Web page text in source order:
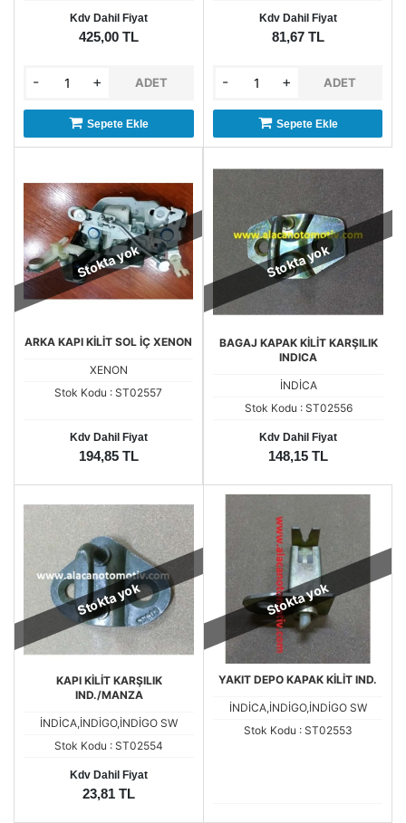
Kdv Dahil Fiyat
425,00 TL
- + ADET
Sepete Ekle
Kdv Dahil Fiyat
81,67 TL
- + ADET
Sepete Ekle
Stokta yok
ARKA KAPI KİLİT SOL İÇ XENON
XENON
Stok Kodu : ST02557
Kdv Dahil Fiyat
194,85 TL
Stokta yok
BAGAJ KAPAK KİLİT KARŞILIK
INDICA
İNDİCA
Stok Kodu : ST02556
Kdv Dahil Fiyat
148,15 TL
Stokta yok
KAPI KİLİT KARŞILIK
IND./MANZA
İNDİCA,İNDİGO,İNDİGO SW
Stok Kodu : ST02554
Kdv Dahil Fiyat
23,81 TL
Stokta yok
YAKIT DEPO KAPAK KİLİT IND.
İNDİCA,İNDİGO,İNDİGO SW
Stok Kodu : ST02553